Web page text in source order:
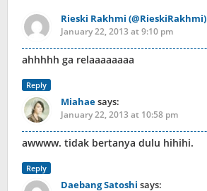
Rieski Rakhmi (@RieskiRakhmi)
January 22, 2013 at 9:10 pm
ahhhhh ga relaaaaaaaa
Reply
Miahaesays:
January 22, 2013 at 10:58 pm
awwww. tidak bertanya dulu hihihi.
Reply
Daebang Satoshi says: